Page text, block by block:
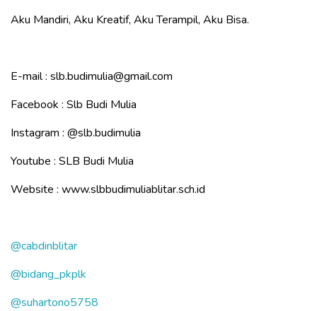
Aku Mandiri, Aku Kreatif, Aku Terampil, Aku Bisa.
E-mail : slb.budimulia@gmail.com
Facebook : Slb Budi Mulia
Instagram : @slb.budimulia
Youtube : SLB Budi Mulia
Website : www.slbbudimuliablitar.sch.id
@cabdinblitar
@bidang_pkplk
@suhartono5758